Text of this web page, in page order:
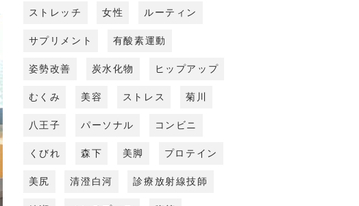
ストレッチ 女性 ルーティン
サプリメント 有酸素運動
姿勢改善 炭水化物 ヒップアップ
むくみ 美容 ストレス 菊川
八王子 パーソナル コンビニ
くびれ 森下 美脚 プロテイン
美尻 清澄白河 診療放射線技師